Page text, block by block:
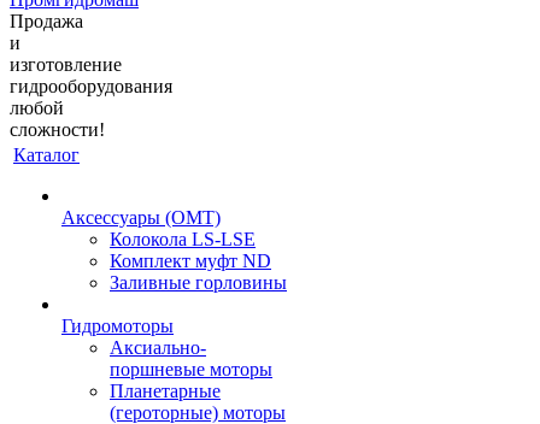
Продажа
и
изготовление
гидрооборудования
любой
сложности!
Каталог
Аксессуары (OMT)
Колокола LS-LSE
Комплект муфт ND
Заливные горловины
Гидромоторы
Аксиально-
поршневые моторы
Планетарные
(героторные) моторы